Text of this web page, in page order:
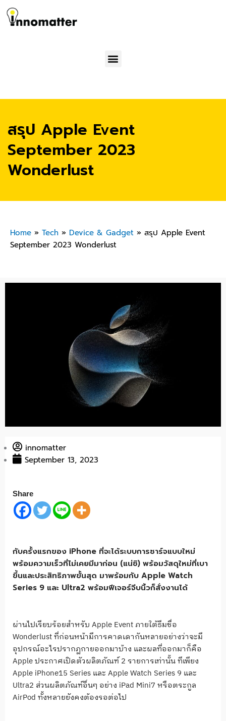
Menu
สรุป Apple Event
September 2023
Wonderlust
Home » Tech » Device & Gadget » สรุป Apple Event
September 2023 Wonderlust
innomatter
September 13, 2023
Share
กับครั้งแรกของ iPhone ที่จะได้ระบบการชาร์จแบบใหม่
พร้อมความเร็วที่ไม่เคยมีมาก่อน (แน่ซิ) พร้อมวัสดุใหม่ที่เบา
ขึ้นและประสิทธิภาพขั้นสุด มาพร้อมกับ Apple Watch
Series 9 และ Ultra2 พร้อมฟีเจอร์จีบนิ้วก็สั่งงานได้
ผ่านไปเรียบร้อยสำหรับ Apple Event ภายใต้ธีมชื่อ
Wonderlust ที่ก่อนหน้ามีการคาดเดากันหลายอย่างว่าจะมี
อุปกรณ์อะไรปรากฏกายออกมาบ้าง และผลที่ออกมาก็คือ
Apple ประกาศเปิดตัวผลิตภัณฑ์ 2 รายการเท่านั้น ทีเพียง
Apple iPhone15 Series และ Apple Watch Series 9 และ
Ultra2 ส่วนผลิตภัณฑ์อื่นๆ อย่าง iPad Mini7 หรือตระกูล
AirPod ทั้งหลายยังคงต้องรอต่อไป